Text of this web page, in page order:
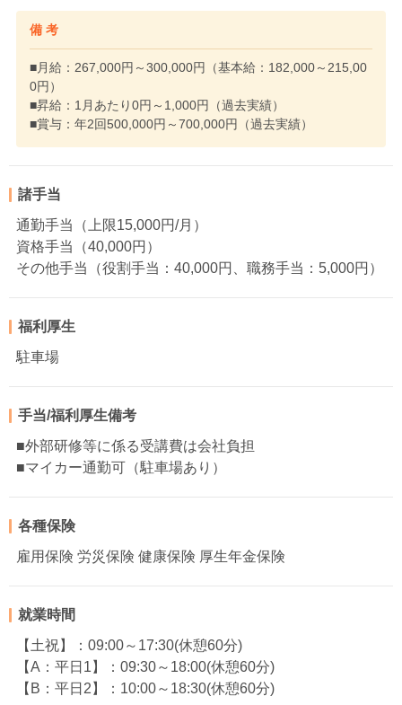
備 考
■月給：267,000円～300,000円（基本給：182,000～215,00
0円）
■昇給：1月あたり0円～1,000円（過去実績）
■賞与：年2回500,000円～700,000円（過去実績）
諸手当
通勤手当（上限15,000円/月）
資格手当（40,000円）
その他手当（役割手当：40,000円、職務手当：5,000円）
福利厚生
駐車場
手当/福利厚生備考
■外部研修等に係る受講費は会社負担
■マイカー通勤可（駐車場あり）
各種保険
雇用保険 労災保険 健康保険 厚生年金保険
就業時間
【土祝】：09:00～17:30(休憩60分)
【A：平日1】：09:30～18:00(休憩60分)
【B：平日2】：10:00～18:30(休憩60分)